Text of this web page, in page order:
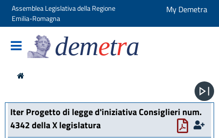
Assemblea Legislativa della Regione
Emilia-Romagna
My Demetra
demetra
Iter Progetto di legge d'iniziativa Consiglieri num.
4342 della X legislatura